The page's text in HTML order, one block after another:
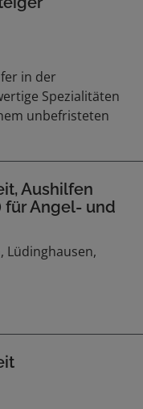
in der
Spezialitäten
unbefristeten
Aushilfen
Angel- und
Lüdinghausen,